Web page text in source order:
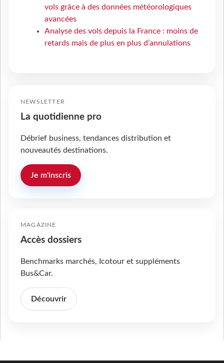
vols grâce à des données météorologiques
avancées
Analyse des vols depuis la France : moins de
retards mais de plus en plus d’annulations
NEWSLETTER
La quotidienne pro
Débrief business, tendances distribution et
nouveautés destinations.
Je m'inscris
MAGAZINE
Accès dossiers
Benchmarks marchés, Icotour et suppléments
Bus&Car.
Découvrir